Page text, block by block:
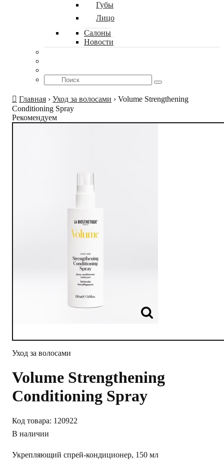
Губы
Лицо
Салоны
Новости
Главная › Уход за волосами › Volume Strengthening
Conditioning Spray
Рекомендуем
Уход за волосами
Volume Strengthening
Conditioning Spray
120922
В наличии
Укрепляющий спрей-кондиционер, 150 мл